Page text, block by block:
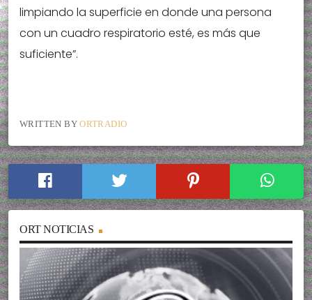
limpiando la superficie en donde una persona
con un cuadro respiratorio esté, es más que
suficiente”.
WRITTEN BYORTRADIO
ORT NOTICIAS